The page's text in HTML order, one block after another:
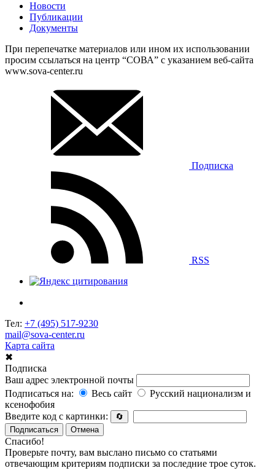
Новости
Публикации
Документы
При перепечатке материалов или ином их использовании
просим ссылаться на центр “СОВА” с указанием веб-сайта
www.sova-center.ru
Подписка
RSS
Тел: +7 (495) 517-9230
mail@sova-center.ru
Карта сайта
✖
Подписка
Ваш адрес электронной почты
Подписаться на:
Весь сайт
Русский национализм и
ксенофобия
Введите код с картинки:
🔄
Подписаться
Отмена
Спасибо!
Проверьте почту, вам выслано письмо со статьями
отвечающим критериям подписки за последние трое суток.